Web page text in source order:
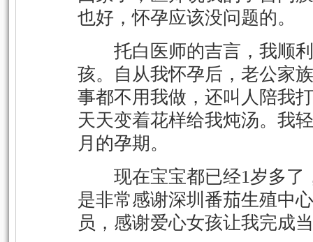
也好，怀孕应该没问题的。
托白医师的吉言，我顺利
孩。自从我怀孕后，老公家
事都不用我做，还叫人陪我
天天变着花样给我炖汤。我
月的孕期。
现在宝宝都已经1岁多了
是非常感谢深圳番茄生殖中
员，感谢爱心女孩让我完成